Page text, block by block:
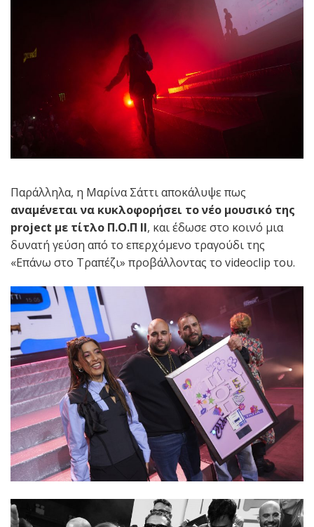
Παράλληλα, η Μαρίνα Σάττι αποκάλυψε πως
αναμένεται να κυκλοφορήσει το νέο μουσικό της
project με τίτλο Π.Ο.Π II, και έδωσε στο κοινό μια
δυνατή γεύση από το επερχόμενο τραγούδι της
«Eπάνω στο Τραπέζι» προβάλλοντας το videoclip του.